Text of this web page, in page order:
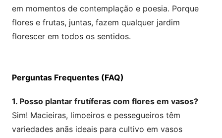
em momentos de contemplação e poesia. Porque
flores e frutas, juntas, fazem qualquer jardim
florescer em todos os sentidos.
Perguntas Frequentes (FAQ)
1. Posso plantar frutíferas com flores em vasos?
Sim! Macieiras, limoeiros e pessegueiros têm
variedades anãs ideais para cultivo em vasos